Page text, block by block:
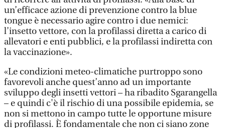
un’efficace azione di prevenzione contro la blue
tongue è necessario agire contro i due nemici:
l’insetto vettore, con la profilassi diretta a carico di
allevatori e enti pubblici, e la profilassi indiretta con
la vaccinazione».
«Le condizioni meteo-climatiche purtroppo sono
favorevoli anche quest’anno ad un importante
sviluppo degli insetti vettori – ha ribadito Sgarangella
– e quindi c'è il rischio di una possibile epidemia, se
non si mettono in campo tutte le opportune misure
di profilassi. È fondamentale che non ci siano zone